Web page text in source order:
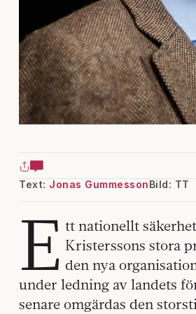
Text: Jonas GummessonBild: TT
E tt nationellt
Kristerssons stora
den nya
under ledning av landets
senare omgärdas den